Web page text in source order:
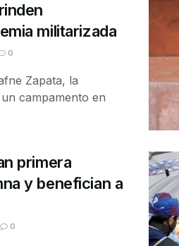
militarizada
0
Zapata, la
campamento en
primera
y benefician a
0